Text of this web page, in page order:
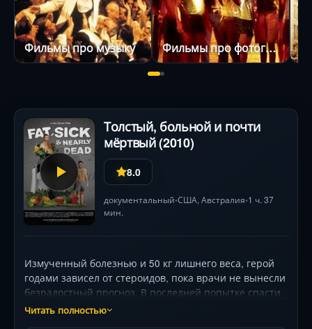
Фильмы про музыку Фильмы про фотографов
Толстый, больной и почти
мёртвый (2010)
8.0
документальный•США, Австралия•1 ч. 37
мин.
Измученный болезнью и 50 кг лишнего веса, герой
годами зависел от стероидов, пока врачи не вынесли
безрадостный прогноз. В последней попытке спасти
себя он совершает радикальный шаг: отказывается
Читать полностью